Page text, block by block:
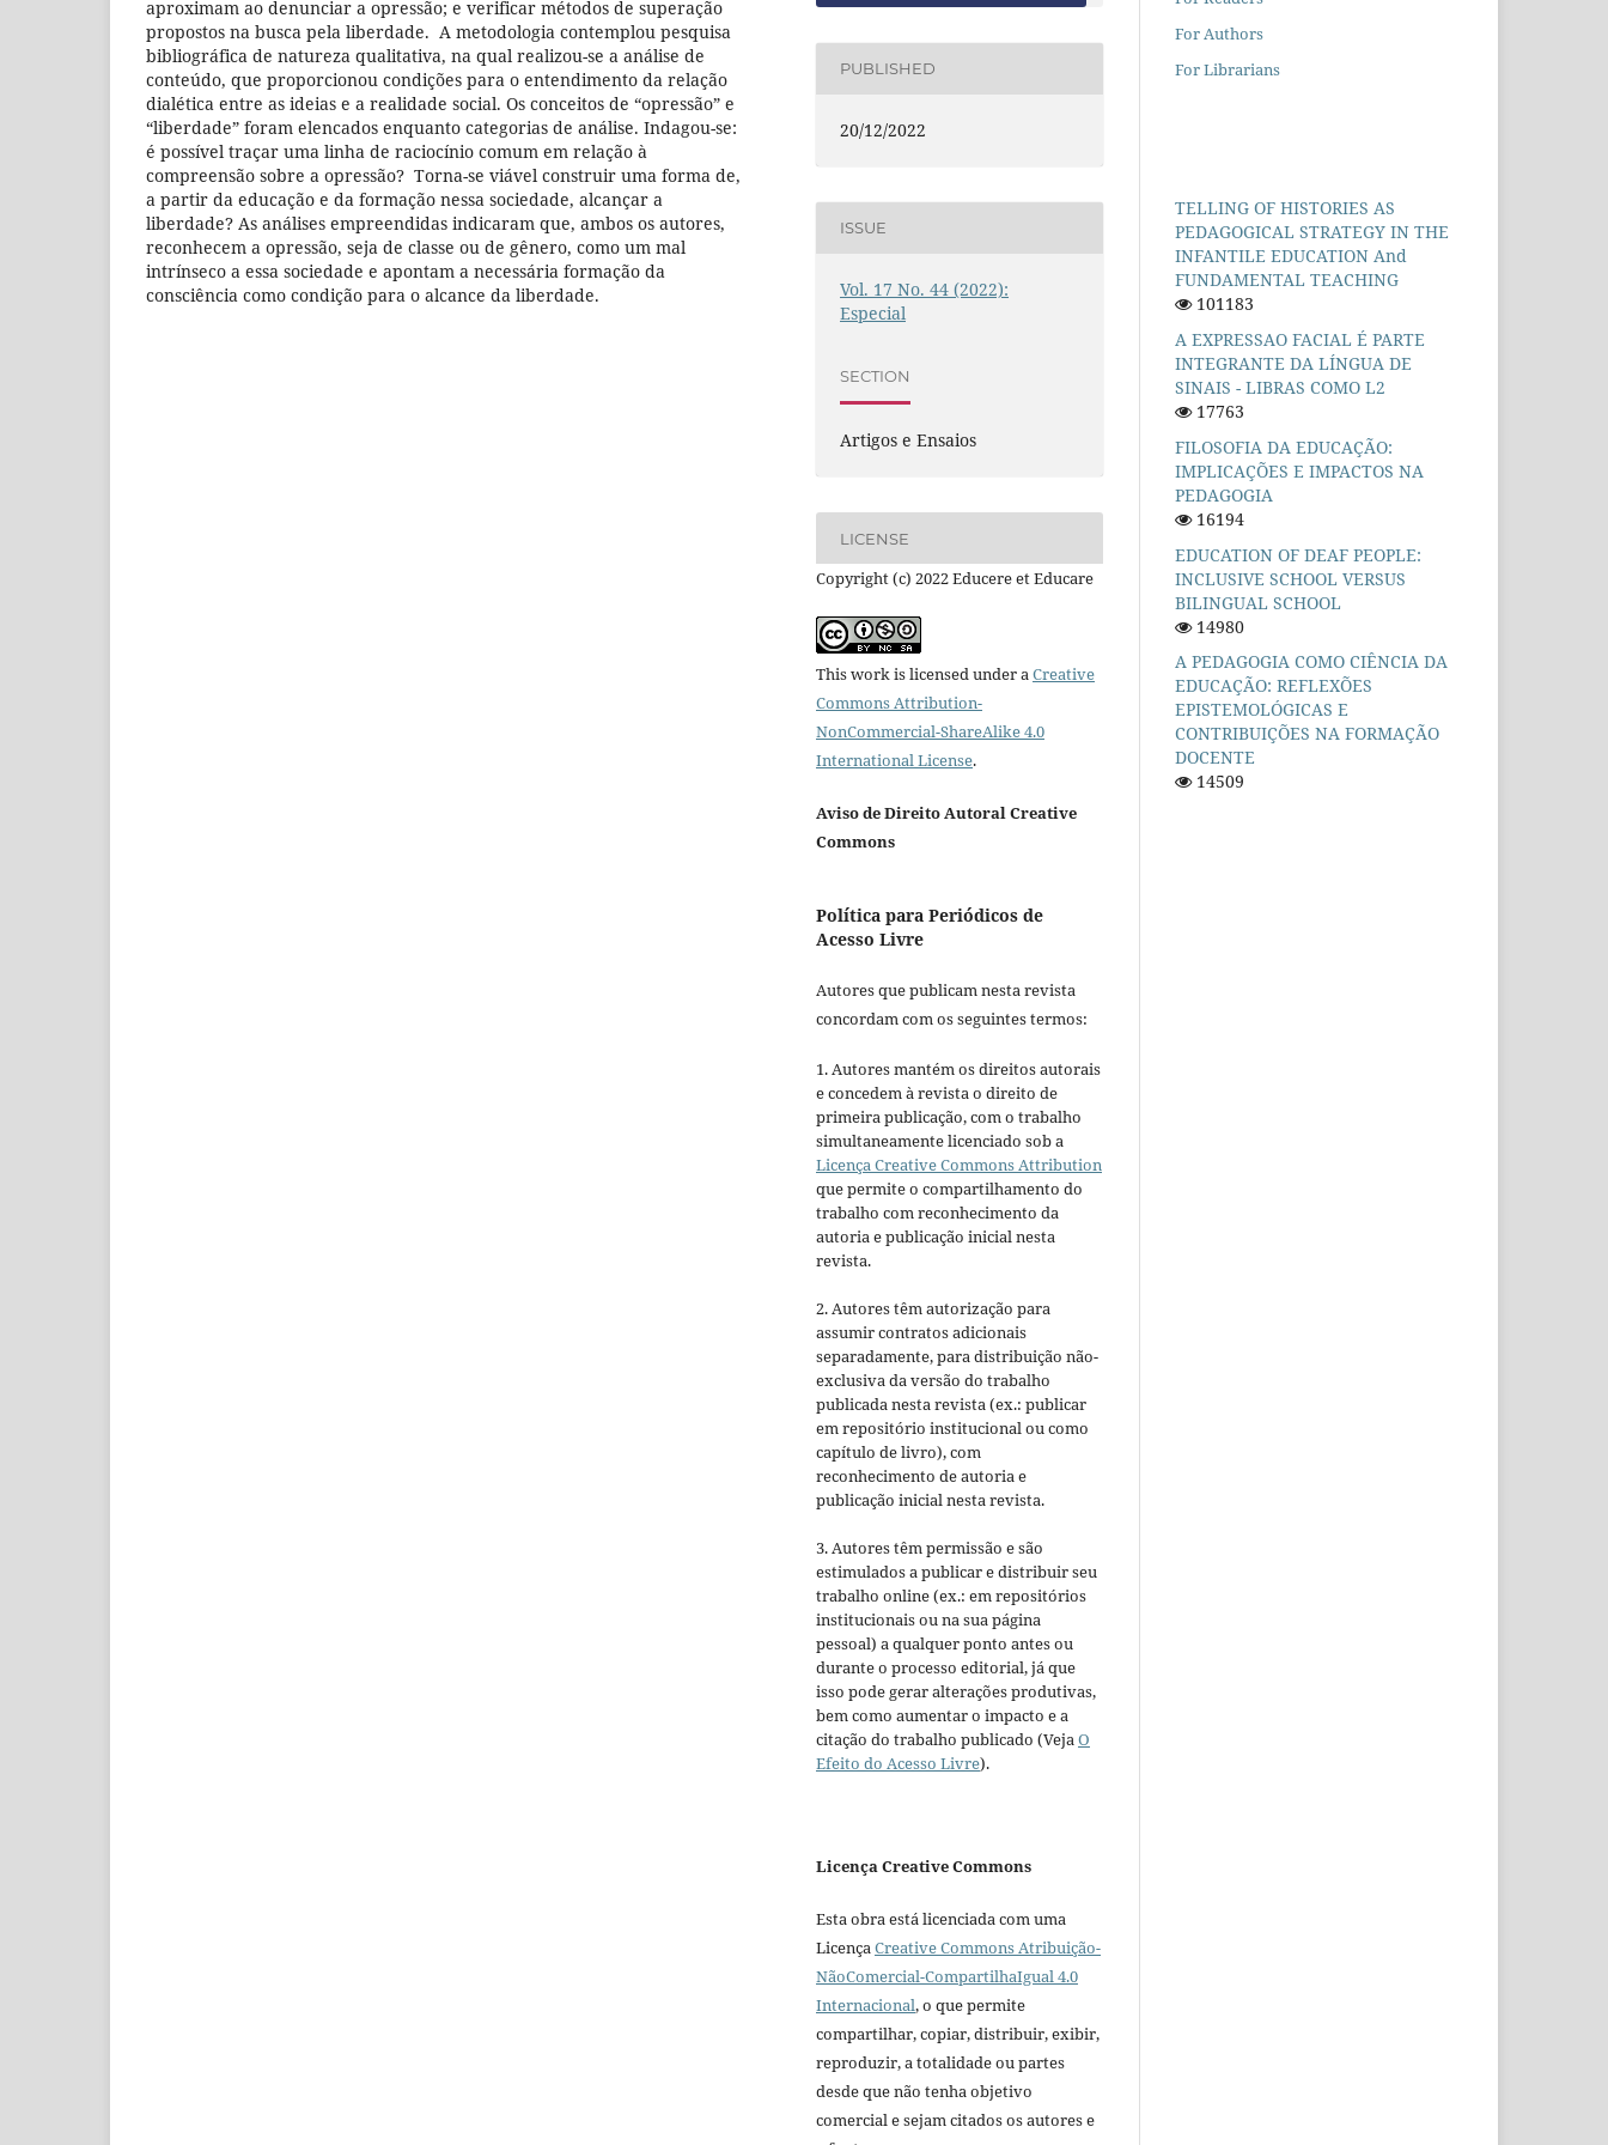
aproximam ao denunciar a opressão; e verificar métodos de superação
propostos na busca pela liberdade. A metodologia contemplou pesquisa
bibliográfica de natureza qualitativa, na qual realizou-se a análise de
conteúdo, que proporcionou condições para o entendimento da relação
dialética entre as ideias e a realidade social. Os conceitos de “opressão” e
“liberdade” foram elencados enquanto categorias de análise. Indagou-se:
é possível traçar uma linha de raciocínio comum em relação à
compreensão sobre a opressão? Torna-se viável construir uma forma de,
a partir da educação e da formação nessa sociedade, alcançar a
liberdade? As análises empreendidas indicaram que, ambos os autores,
reconhecem a opressão, seja de classe ou de gênero, como um mal
intrínseco a essa sociedade e apontam a necessária formação da
consciência como condição para o alcance da liberdade.
PUBLISHED
20/12/2022
ISSUE
Vol. 17 No. 44 (2022):
Especial
SECTION
Artigos e Ensaios
LICENSE
Copyright (c) 2022 Educere et Educare
This work is licensed under aCreative
Commons Attribution-
NonCommercial-ShareAlike 4.0
International License.
Aviso de Direito Autoral Creative
Commons
Política para Periódicos de
Acesso Livre
Autores que publicam nesta revista
concordam com os seguintes termos:
1. Autores mantém os direitos autorais
e concedem à revista o direito de
primeira publicação, com o trabalho
simultaneamente licenciado sob a
Licença Creative Commons Attribution
que permite o compartilhamento do
trabalho com reconhecimento da
autoria e publicação inicial nesta
revista.
2. Autores têm autorização para
assumir contratos adicionais
separadamente, para distribuição não-
exclusiva da versão do trabalho
publicada nesta revista (ex.: publicar
em repositório institucional ou como
capítulo de livro), com
reconhecimento de autoria e
publicação inicial nesta revista.
3. Autores têm permissão e são
estimulados a publicar e distribuir seu
trabalho online (ex.: em repositórios
institucionais ou na sua página
pessoal) a qualquer ponto antes ou
durante o processo editorial, já que
isso pode gerar alterações produtivas,
bem como aumentar o impacto e a
citação do trabalho publicado (VejaO
Efeito do Acesso Livre).
Licença Creative Commons
Esta obra está licenciada com uma
LicençaCreative Commons Atribuição-
NãoComercial-CompartilhaIgual 4.0
Internacional, o que permite
compartilhar, copiar, distribuir, exibir,
reproduzir, a totalidade ou partes
desde que não tenha objetivo
comercial e sejam citados os autores e
For Authors
For Librarians
TELLING OF HISTORIES AS
PEDAGOGICAL STRATEGY IN THE
INFANTILE EDUCATION And
FUNDAMENTAL TEACHING
101183
A EXPRESSAO FACIAL É PARTE
INTEGRANTE DA LÍNGUA DE
SINAIS - LIBRAS COMO L2
17763
FILOSOFIA DA EDUCAÇÃO:
IMPLICAÇÕES E IMPACTOS NA
PEDAGOGIA
16194
EDUCATION OF DEAF PEOPLE:
INCLUSIVE SCHOOL VERSUS
BILINGUAL SCHOOL
14980
A PEDAGOGIA COMO CIÊNCIA DA
EDUCAÇÃO: REFLEXÕES
EPISTEMOLÓGICAS E
CONTRIBUIÇÕES NA FORMAÇÃO
DOCENTE
14509